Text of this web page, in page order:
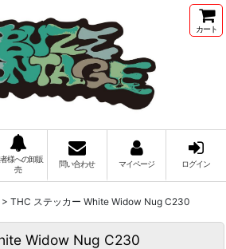
カート
様への卸販
売
問い合わせ マイページ ログイン
> THC ステッカー White Widow Nug C230
Widow Nug C230